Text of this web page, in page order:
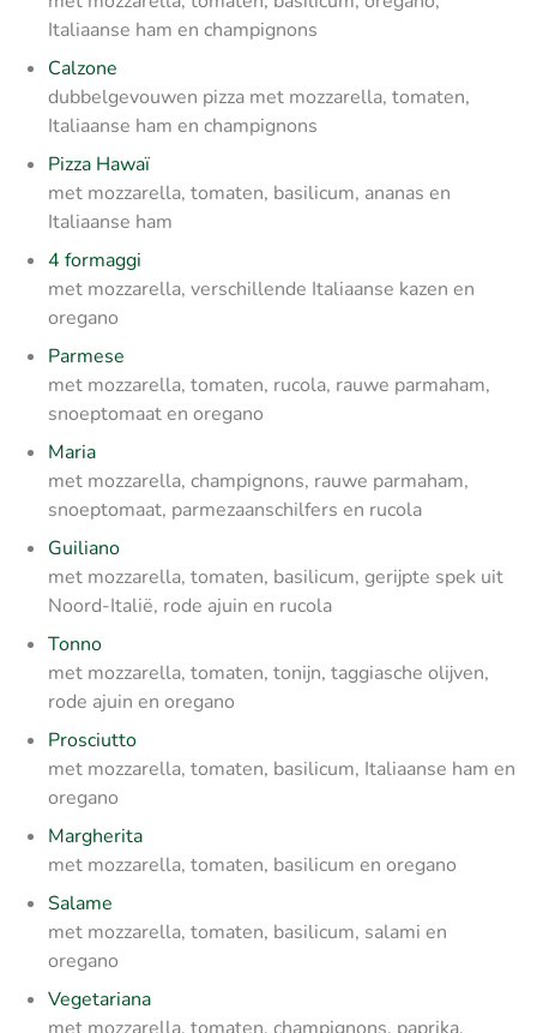
Italiaanse ham en champignons
Calzone
dubbelgevouwen pizza met mozzarella, tomaten,
Italiaanse ham en champignons
Pizza Hawaï
met mozzarella, tomaten, basilicum, ananas en
Italiaanse ham
4 formaggi
met mozzarella, verschillende Italiaanse kazen en
oregano
Parmese
met mozzarella, tomaten, rucola, rauwe parmaham,
snoeptomaat en oregano
Maria
met mozzarella, champignons, rauwe parmaham,
snoeptomaat, parmezaanschilfers en rucola
Guiliano
met mozzarella, tomaten, basilicum, gerijpte spek uit
Noord-Italië, rode ajuin en rucola
Tonno
met mozzarella, tomaten, tonijn, taggiasche olijven,
rode ajuin en oregano
Prosciutto
met mozzarella, tomaten, basilicum, Italiaanse ham en
oregano
Margherita
met mozzarella, tomaten, basilicum en oregano
Salame
met mozzarella, tomaten, basilicum, salami en
oregano
Vegetariana